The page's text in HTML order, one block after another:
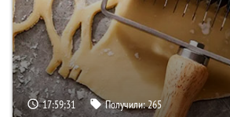
17:59:30 Получили:265